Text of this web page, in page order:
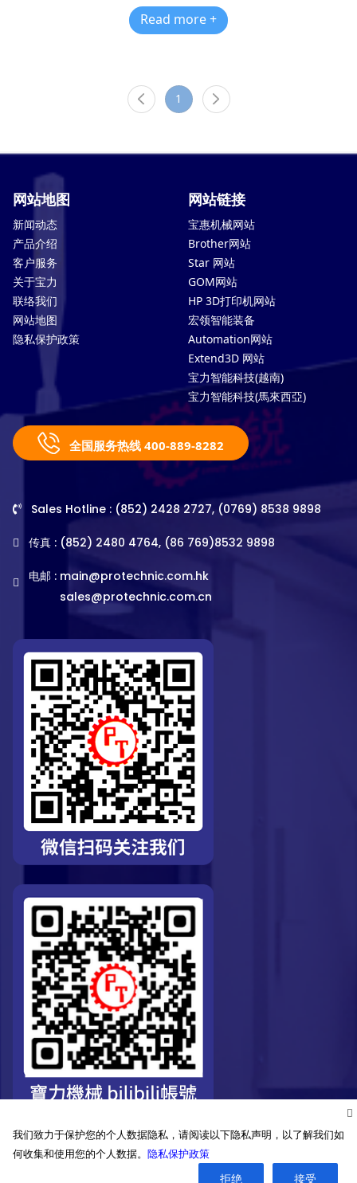
Read more +
1
网站地图
新闻动态
产品介绍
客户服务
关于宝力
联络我们
网站地图
隐私保护政策
网站链接
宝惠机械网站
Brother网站
Star 网站
GOM网站
HP 3D打印机网站
宏领智能装备
Automation网站
Extend3D 网站
宝力智能科技(越南)
宝力智能科技(馬來西亞)
全国服务热线 400-889-8282
Sales Hotline : (852) 2428 2727, (0769) 8538 9898
传真 : (852) 2480 4764, (86 769)8532 9898
电邮 : main@protechnic.com.hk
sales@protechnic.com.cn
©2026. Pro-Technic Machinery Ltd. All right reserved.
我们致力于保护您的个人数据隐私，请阅读以下隐私声明，以了解我们如
何收集和使用您的个人数据。 隐私保护政策
拒绝 接受